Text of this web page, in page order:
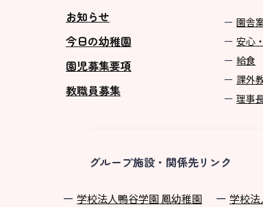
お知らせ
今日の幼稚園
園児募集要項
教職員募集
園舎
安心
給食
課外
理事
グループ施設・関係先リンク
学校法⼈鴨⾕学園 鳳幼稚園 学校